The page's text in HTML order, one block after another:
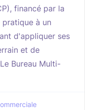
financé par la
à un
d'appliquer ses
et de
Bureau Multi-